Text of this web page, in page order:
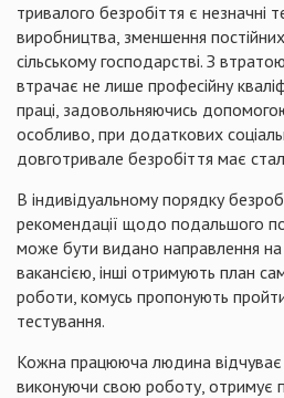
тривалого безробіття є незначні
виробництва, зменшення
сільському господарстві. З
втрачає не лише професійну
праці, задовольняючись
особливо, при додаткових
довготривале безробіття має
В індивідуальному порядку
рекомендації щодо подальшого
може бути видано направлення
вакансією, інші отримують план
роботи, комусь пропонують
тестування.
Кожна працююча людина
виконуючи свою роботу, отримує